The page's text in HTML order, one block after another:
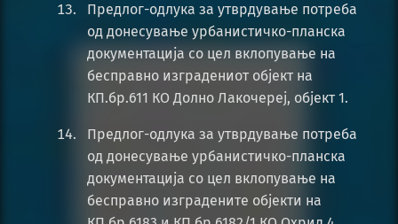
Предлог-одлука за утврдување потреба
од донесување урбанистичко-планска
документација со цел вклопување на
бесправно изградениот објект на
КП.бр.611 КО Долно Лакочереј, објект 1.
Предлог-одлука за утврдување потреба
од донесување урбанистичко-планска
документација со цел вклопување на
бесправно изградените објекти на